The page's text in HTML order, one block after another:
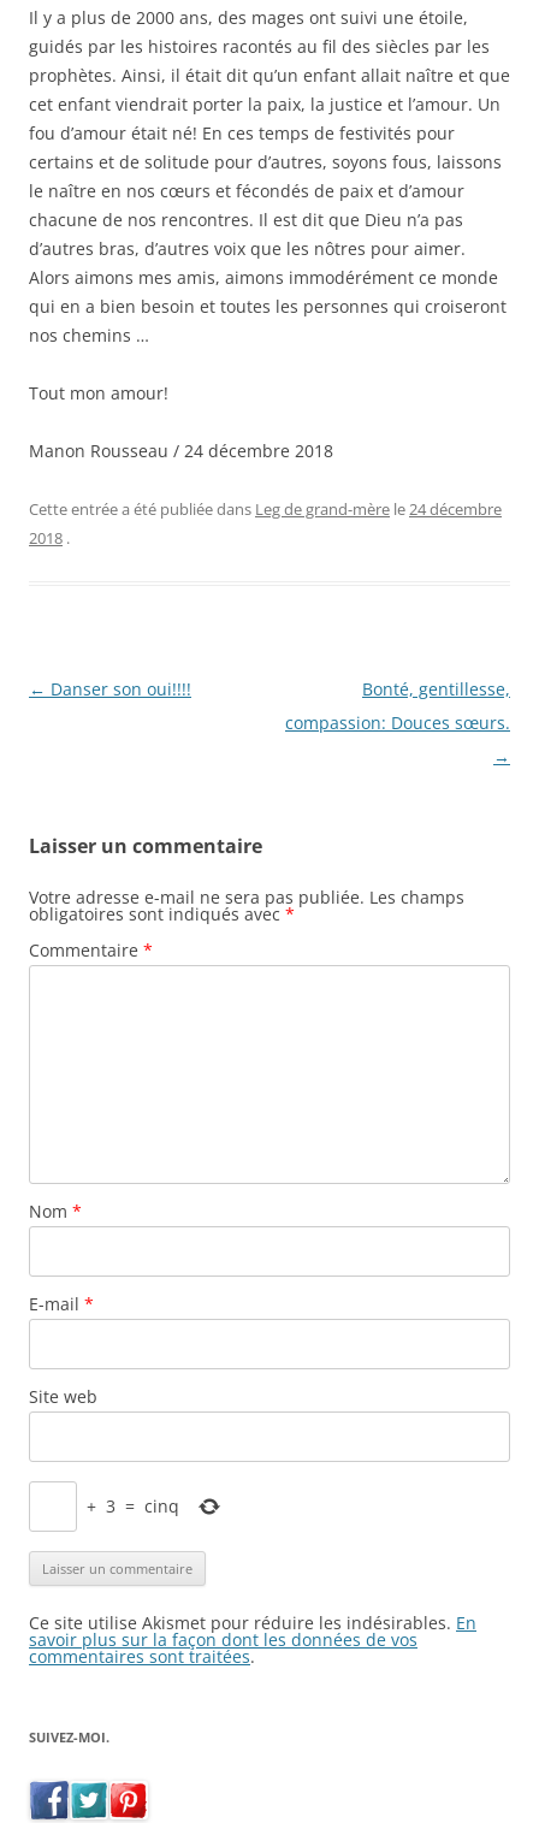
Il y a plus de 2000 ans, des mages ont suivi une étoile,
guidés par les histoires racontés au fil des siècles par les
prophètes. Ainsi, il était dit qu’un enfant allait naître et que
cet enfant viendrait porter la paix, la justice et l’amour. Un
fou d’amour était né! En ces temps de festivités pour
certains et de solitude pour d’autres, soyons fous, laissons
le naître en nos cœurs et fécondés de paix et d’amour
chacune de nos rencontres. Il est dit que Dieu n’a pas
d’autres bras, d’autres voix que les nôtres pour aimer.
Alors aimons mes amis, aimons immodérément ce monde
qui en a bien besoin et toutes les personnes qui croiseront
nos chemins …
Tout mon amour!
Manon Rousseau / 24 décembre 2018
Cette entrée a été publiée dans Leg de grand-mère le 24 décembre
2018 .
Navigation
← Danser son oui!!!!
Bonté, gentillesse,
compassion: Douces sœurs.
→
Laisser un commentaire
Votre adresse e-mail ne sera pas publiée. Les champs
obligatoires sont indiqués avec *
Commentaire *
Nom *
E-mail *
Site web
+ 3 = cinq
Ce site utilise Akismet pour réduire les indésirables. En
savoir plus sur la façon dont les données de vos
commentaires sont traitées.
SUIVEZ-MOI.